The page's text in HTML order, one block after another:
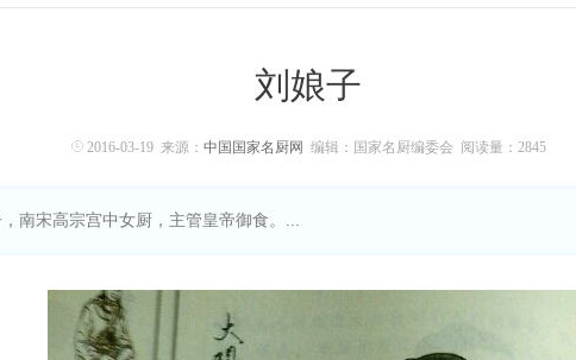
刘娘子
2016-03-19 来源： 中国国家名厨网 编辑：国家名厨编委会 阅读量： 2845
南宋高宗宫中女厨，主管皇帝御食。...